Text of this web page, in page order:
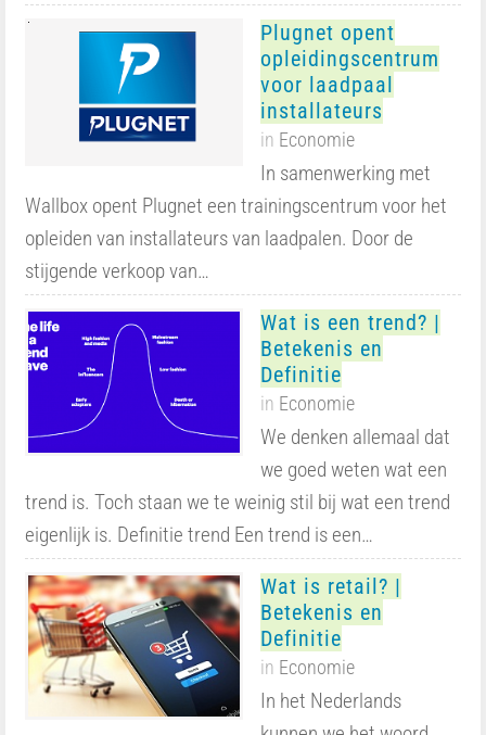
Plugnet opent
opleidingscentrum
voor laadpaal
installateurs
in Economie
In samenwerking met
Wallbox opent Plugnet een trainingscentrum voor het
opleiden van installateurs van laadpalen. Door de
stijgende verkoop van…
Wat is een trend? |
Betekenis en
Definitie
in Economie
We denken allemaal dat
we goed weten wat een
trend is. Toch staan we te weinig stil bij wat een trend
eigenlijk is. Definitie trend Een trend is een…
Wat is retail? |
Betekenis en
Definitie
in Economie
In het Nederlands